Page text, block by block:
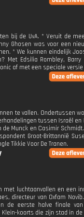
bij de UvA. * Veruit de
Ghosen was voor een
* We kunnen eindelijk
Met Edsilia Rombley, Barry
af met een speciale versie
te vallen. Ondertussen
tussen Israël en
Munck en Casimir
Groot-Brittannië
Tikkie Voor De Tranen.
met luchtaanvallen en een
directeur van Oxfam
de eerste halve finale van
koorts die zijn stad in